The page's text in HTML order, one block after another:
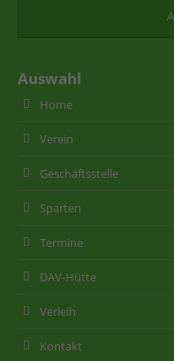
Auswahl
Home
Verein
Geschäftsstelle
Sparten
Termine
DAV-Hütte
Verleih
Kontakt